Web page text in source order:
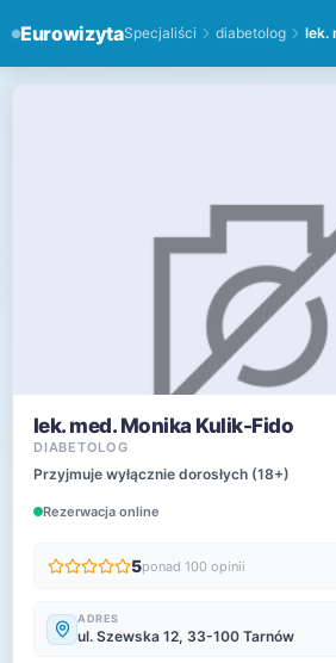
EurowizytaSpecjaliści diabetolog
lek. med. Monika Kulik-Fido
DIABETOLOG
Przyjmuje wyłącznie dorosłych (18+)
Rezerwacja online
5ponad 100 opinii
ADRES
ul. Szewska 12, 33-100 Tarnów